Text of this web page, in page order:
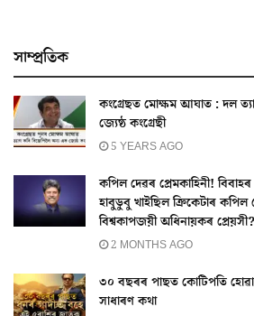
সাম্প্ৰতিক
কংগ্ৰেছত মোক্ষম আঘাত : দল
জ্যেষ্ঠ কংগ্ৰেছী
5 YEARS AGO
কপিল দেৱৰ প্ৰেমকাহিনী!
হাবুডুবু খাইছিল ক্ৰিকেটাৰ
বিশ্বকাপজয়ী অধিনায়কৰ প্ৰেয়সী?
2 MONTHS AGO
৩০ বছৰৰ পাছত কোটিপতি
সাধাৰণ কথা